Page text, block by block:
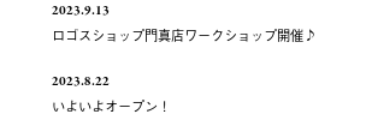
2023.9.13
ロゴスショップ門真店ワークショップ開催♪
2023.8.22
いよいよオープン！